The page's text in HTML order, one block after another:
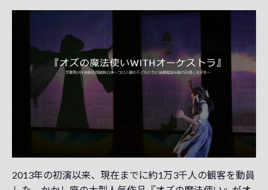
2013年の初演以来、現在までに約1万3千人の観客を動員